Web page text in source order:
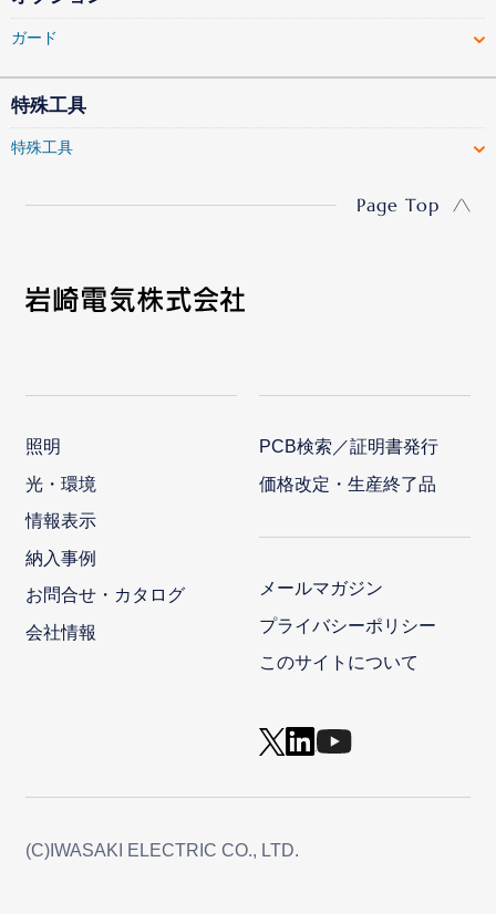
ガード
特殊工具
特殊工具
Page Top
照明
光・環境
情報表示
納入事例
お問合せ・カタログ
会社情報
PCB検索／証明書発行
価格改定・生産終了品
メールマガジン
プライバシーポリシー
このサイトについて
(C)IWASAKI ELECTRIC CO., LTD.